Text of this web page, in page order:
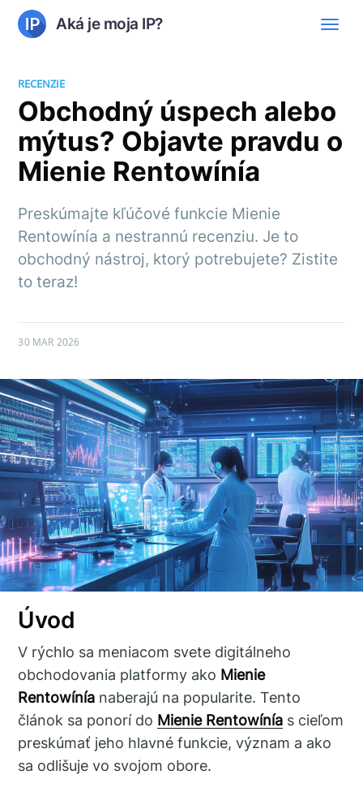
Aká je moja IP?
RECENZIE
Obchodný úspech alebo
mýtus? Objavte pravdu o
Mienie Rentowínía
Preskúmajte kľúčové funkcie Mienie
Rentowínía a nestrannú recenziu. Je to
obchodný nástroj, ktorý potrebujete? Zistite
to teraz!
30 MAR 2026
Úvod
V rýchlo sa meniacom svete digitálneho
obchodovania platformy ako Mienie
Rentowínía naberajú na popularite. Tento
článok sa ponorí do Mienie Rentowínía s cieľom
preskúmať jeho hlavné funkcie, význam a ako
sa odlišuje vo svojom obore.